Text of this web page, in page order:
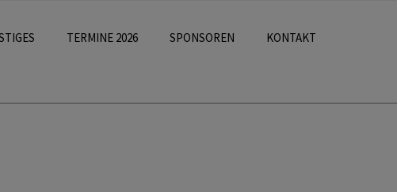
TERMINE 2026 SPONSOREN KONTAKT